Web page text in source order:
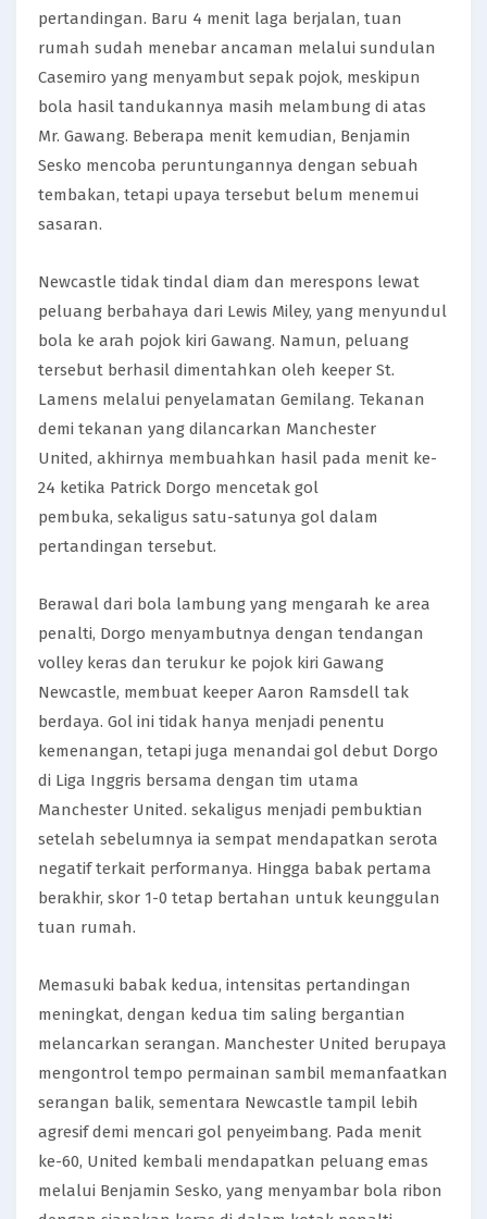
pertandingan. Baru 4 menit laga berjalan, tuan
rumah sudah menebar ancaman melalui sundulan
Casemiro yang menyambut sepak pojok, meskipun
bola hasil tandukannya masih melambung di atas
Mr. Gawang. Beberapa menit kemudian, Benjamin
Sesko mencoba peruntungannya dengan sebuah
tembakan, tetapi upaya tersebut belum menemui
sasaran.
Newcastle tidak tindal diam dan merespons lewat
peluang berbahaya dari Lewis Miley, yang menyundul
bola ke arah pojok kiri Gawang. Namun, peluang
tersebut berhasil dimentahkan oleh keeper St.
Lamens melalui penyelamatan Gemilang. Tekanan
demi tekanan yang dilancarkan Manchester
United, akhirnya membuahkan hasil pada menit ke-
24 ketika Patrick Dorgo mencetak gol
pembuka, sekaligus satu-satunya gol dalam
pertandingan tersebut.
Berawal dari bola lambung yang mengarah ke area
penalti, Dorgo menyambutnya dengan tendangan
volley keras dan terukur ke pojok kiri Gawang
Newcastle, membuat keeper Aaron Ramsdell tak
berdaya. Gol ini tidak hanya menjadi penentu
kemenangan, tetapi juga menandai gol debut Dorgo
di Liga Inggris bersama dengan tim utama
Manchester United. sekaligus menjadi pembuktian
setelah sebelumnya ia sempat mendapatkan serota
negatif terkait performanya. Hingga babak pertama
berakhir, skor 1-0 tetap bertahan untuk keunggulan
tuan rumah.
Memasuki babak kedua, intensitas pertandingan
meningkat, dengan kedua tim saling bergantian
melancarkan serangan. Manchester United berupaya
mengontrol tempo permainan sambil memanfaatkan
serangan balik, sementara Newcastle tampil lebih
agresif demi mencari gol penyeimbang. Pada menit
ke-60, United kembali mendapatkan peluang emas
melalui Benjamin Sesko, yang menyambar bola ribon